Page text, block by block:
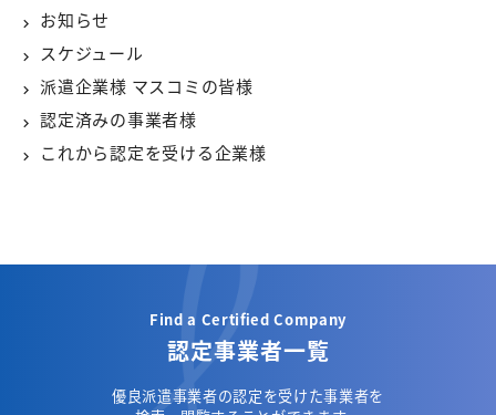
お知らせ
スケジュール
派遣企業様 マスコミの皆様
認定済みの事業者様
これから認定を受ける企業様
Find a Certified Company
認定事業者一覧
優良派遣事業者の認定を受けた事業者を